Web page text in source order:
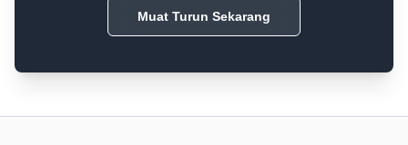
Muat Turun Sekarang